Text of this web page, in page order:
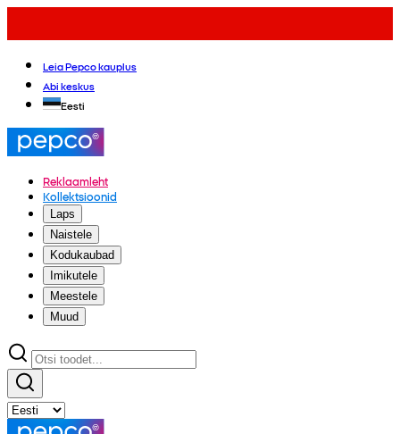
Leia Pepco kauplus
Abi keskus
Eesti
Reklaamleht
Kollektsioonid
Laps
Naistele
Kodukaubad
Imikutele
Meestele
Muud